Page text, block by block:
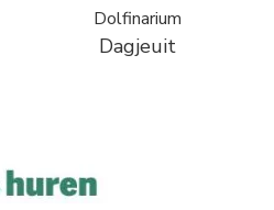
Dolfinarium
Dagjeuit